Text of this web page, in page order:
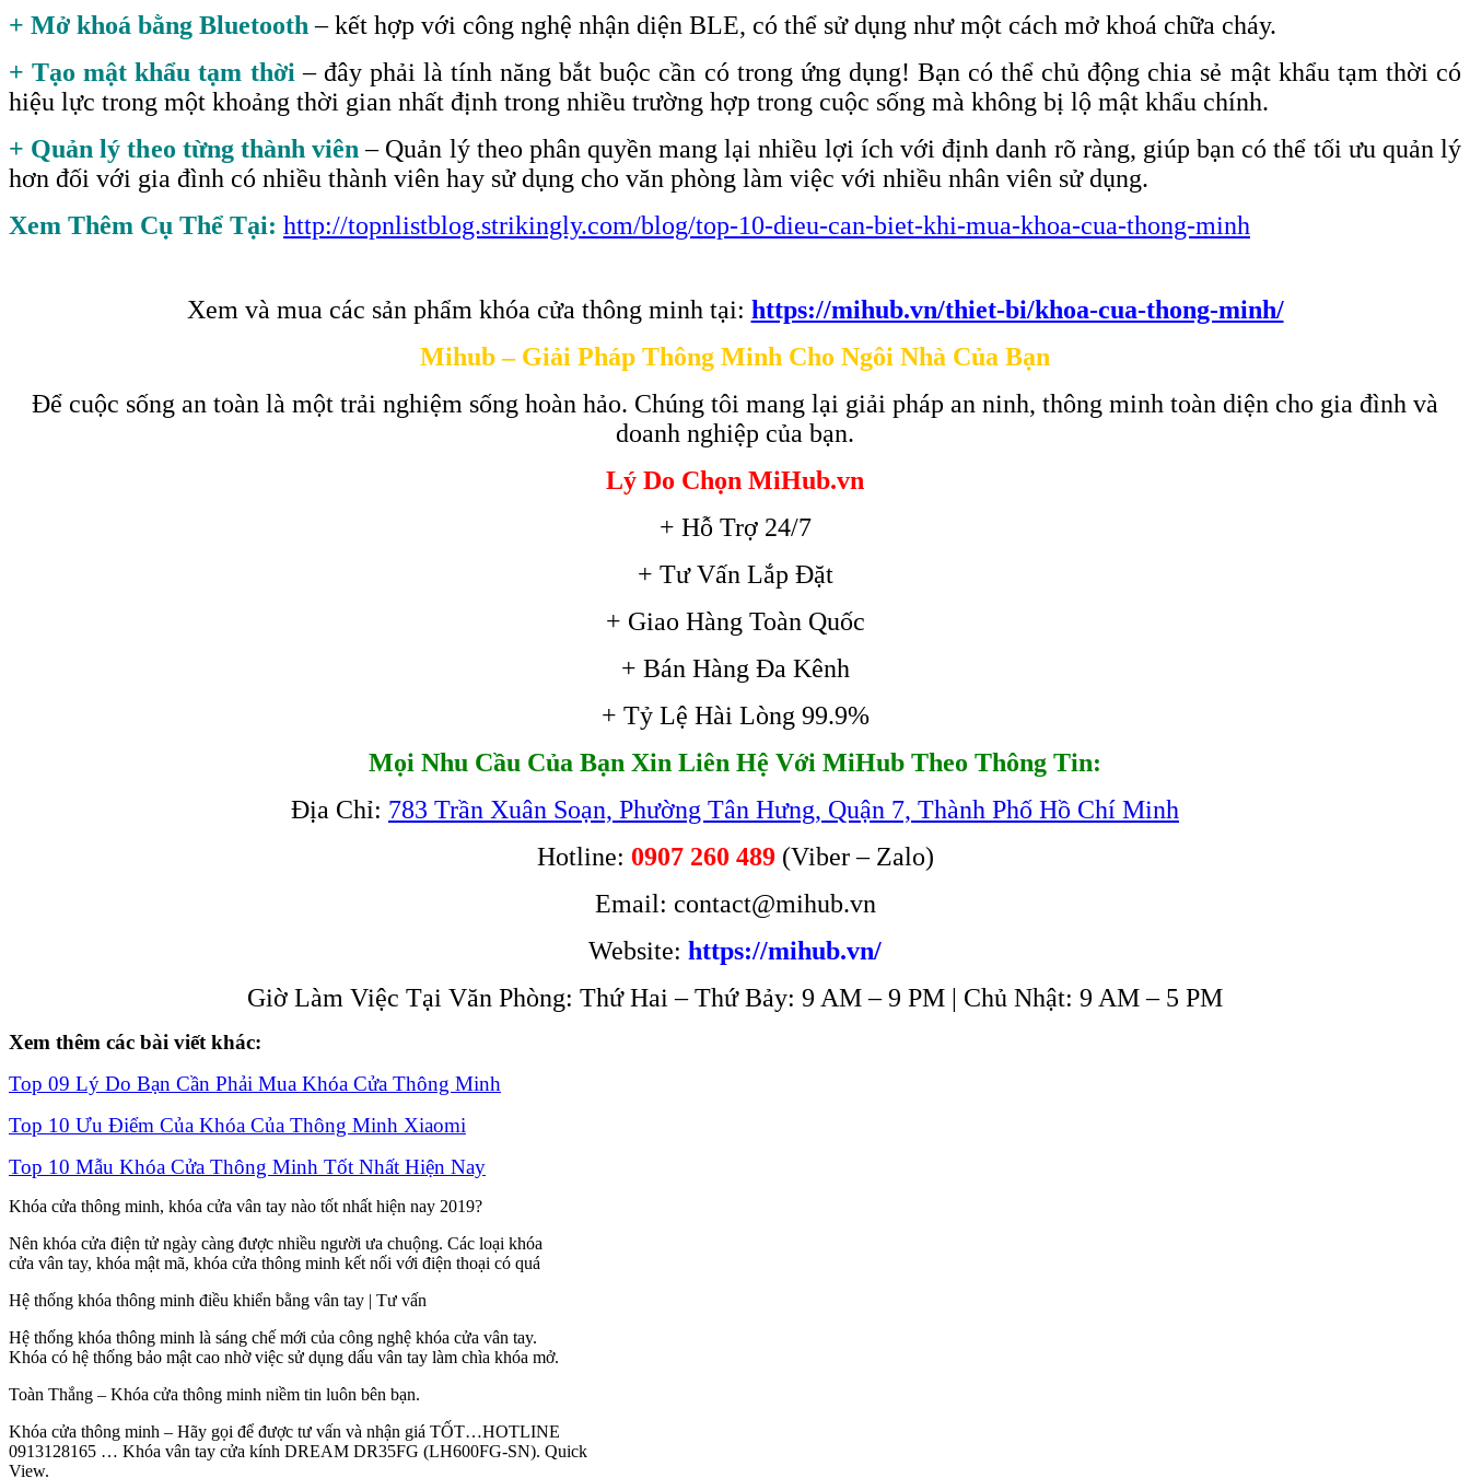
+ Mở khoá bằng Bluetooth – kết hợp với công nghệ nhận diện BLE, có thể sử dụng như một cách mở khoá chữa cháy.
+ Tạo mật khẩu tạm thời – đây phải là tính năng bắt buộc cần có trong ứng dụng! Bạn có thể chủ động chia sẻ mật khẩu tạm thời có
hiệu lực trong một khoảng thời gian nhất định trong nhiều trường hợp trong cuộc sống mà không bị lộ mật khẩu chính.
+ Quản lý theo từng thành viên – Quản lý theo phân quyền mang lại nhiều lợi ích với định danh rõ ràng, giúp bạn có thể tối ưu quản lý
hơn đối với gia đình có nhiều thành viên hay sử dụng cho văn phòng làm việc với nhiều nhân viên sử dụng.
Xem Thêm Cụ Thể Tại: http://topnlistblog.strikingly.com/blog/top-10-dieu-can-biet-khi-mua-khoa-cua-thong-minh
Xem và mua các sản phẩm khóa cửa thông minh tại: https://mihub.vn/thiet-bi/khoa-cua-thong-minh/
Mihub – Giải Pháp Thông Minh Cho Ngôi Nhà Của Bạn
Để cuộc sống an toàn là một trải nghiệm sống hoàn hảo. Chúng tôi mang lại giải pháp an ninh, thông minh toàn diện cho gia đình và
doanh nghiệp của bạn.
Lý Do Chọn MiHub.vn
+ Hỗ Trợ 24/7
+ Tư Vấn Lắp Đặt
+ Giao Hàng Toàn Quốc
+ Bán Hàng Đa Kênh
+ Tỷ Lệ Hài Lòng 99.9%
Mọi Nhu Cầu Của Bạn Xin Liên Hệ Với MiHub Theo Thông Tin:
Địa Chỉ: 783 Trần Xuân Soạn, Phường Tân Hưng, Quận 7, Thành Phố Hồ Chí Minh
Hotline: 0907 260 489(Viber – Zalo)
Email: contact@mihub.vn
Website: https://mihub.vn/
Giờ Làm Việc Tại Văn Phòng: Thứ Hai – Thứ Bảy: 9 AM – 9 PM | Chủ Nhật: 9 AM – 5 PM
Xem thêm các bài viết khác:
Top 09 Lý Do Bạn Cần Phải Mua Khóa Cửa Thông Minh
Top 10 Ưu Điểm Của Khóa Của Thông Minh Xiaomi
Top 10 Mẫu Khóa Cửa Thông Minh Tốt Nhất Hiện Nay
Khóa cửa thông minh, khóa cửa vân tay nào tốt nhất hiện nay 2019?
Nên khóa cửa điện tử ngày càng được nhiều người ưa chuộng. Các loại khóa
cửa vân tay, khóa mật mã, khóa cửa thông minh kết nối với điện thoại có quá
Hệ thống khóa thông minh điều khiển bằng vân tay | Tư vấn
Hệ thống khóa thông minh là sáng chế mới của công nghệ khóa cửa vân tay.
Khóa có hệ thống bảo mật cao nhờ việc sử dụng dấu vân tay làm chìa khóa mở.
Toàn Thắng – Khóa cửa thông minh niềm tin luôn bên bạn.
Khóa cửa thông minh – Hãy gọi để được tư vấn và nhận giá TỐT…HOTLINE
0913128165 … Khóa vân tay cửa kính DREAM DR35FG (LH600FG-SN). Quick
View.